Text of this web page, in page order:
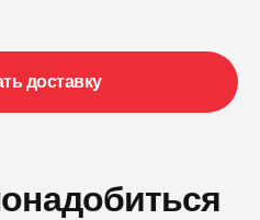
доставку